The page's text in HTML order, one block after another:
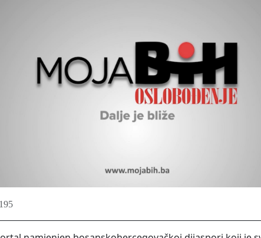
195